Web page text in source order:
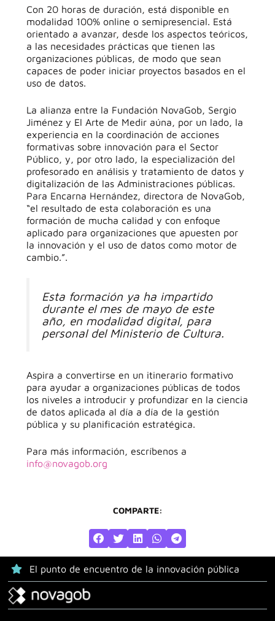
Con 20 horas de duración, está disponible en
modalidad 100% online o semipresencial. Está
orientado a avanzar, desde los aspectos teóricos,
a las necesidades prácticas que tienen las
organizaciones públicas, de modo que sean
capaces de poder iniciar proyectos basados en el
uso de datos.
La alianza entre la Fundación NovaGob, Sergio
Jiménez y El Arte de Medir aúna, por un lado, la
experiencia en la coordinación de acciones
formativas sobre innovación para el Sector
Público, y, por otro lado, la especialización del
profesorado en análisis y tratamiento de datos y
digitalización de las Administraciones públicas.
Para Encarna Hernández, directora de NovaGob,
“el resultado de esta colaboración es una
formación de mucha calidad y con enfoque
aplicado para organizaciones que apuesten por
la innovación y el uso de datos como motor de
cambio.”.
Esta formación ya ha impartido
durante el mes de mayo de este
año, en modalidad digital, para
personal del Ministerio de Cultura.
Aspira a convertirse en un itinerario formativo
para ayudar a organizaciones públicas de todos
los niveles a introducir y profundizar en la ciencia
de datos aplicada al día a día de la gestión
pública y su planificación estratégica.
Para más información, escríbenos a
info@novagob.org
COMPARTE:
El punto de encuentro de la innovación pública